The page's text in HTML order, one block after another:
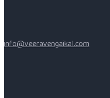
info@veeravengaikal.com